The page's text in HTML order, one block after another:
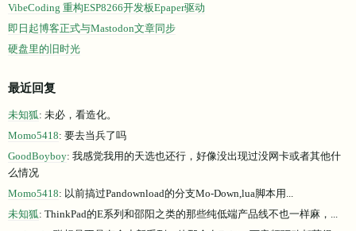
VibeCoding 重构ESP8266开发板Epaper驱动
即日起博客正式与Mastodon文章同步
硬盘里的旧时光
最近回复
未知狐: 未必，看造化。
Momo5418: 要去当兵了吗
GoodBoyboy: 我感觉我用的天选也还行，好像没出现过没网卡或者其他什
么情况
Momo5418: 以前搞过Pandownload的分支Mo-Down,lua脚本用...
未知狐: ThinkPad的E系列和邵阳之类的那些纯低端产品线不也一样麻，...